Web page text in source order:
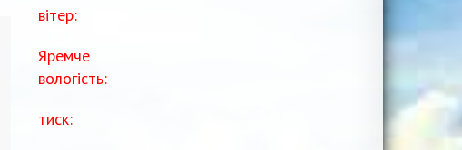
вітер:
Яремче
вологість:
тиск: